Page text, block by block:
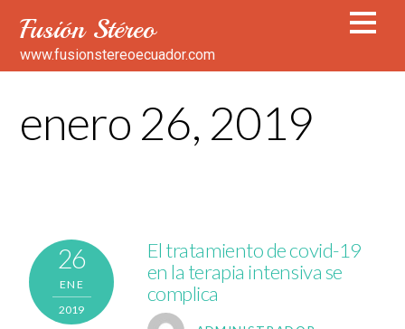
Fusión Stéreo
www.fusionstereoecuador.com
enero 26, 2019
26
ENE
2019
El tratamiento de covid-19
en la terapia intensiva se
complica